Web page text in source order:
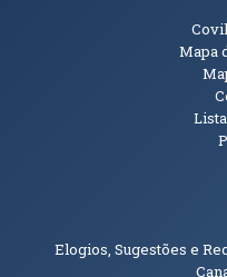
InformaçõesMapa
Elogios, Sugestões e